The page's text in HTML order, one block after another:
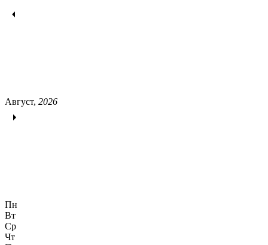
Август, 2026
Пн
Вт
Ср
Чт